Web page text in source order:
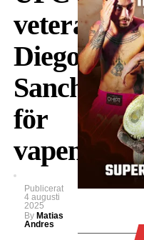
veteranen
Diego
Sanchez
för
vapenbrott
Publicerat
4 augusti
2025
By Matias
Andres